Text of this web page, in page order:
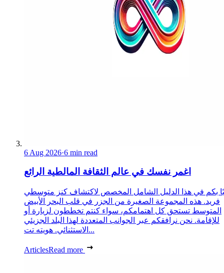
6 Aug 2026·6 min read
اغمر نفسك في عالم الثقافة المالطية الرائع
بكم في هذا الدليل الشامل المخصص لاكتشاف كنز متوسطي
فريد. هذه المجموعة الصغيرة من الجزر في قلب البحر الأبيض
المتوسط تستحق كل اهتمامكم، سواء كنتم تخططون لزيارة أو
للإقامة. نحن نرافقكم عبر الجوانب المتعددة لهذا البلد الجزيئي
الاستثنائي. هويته تت...
ArticlesRead more